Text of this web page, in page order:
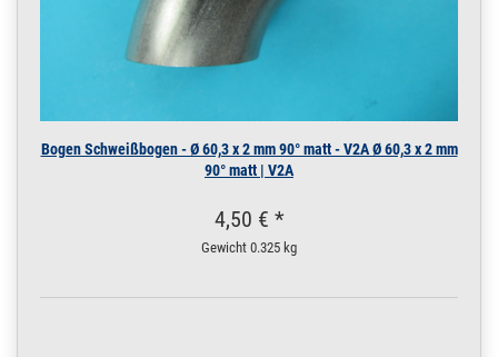
Bogen Schweißbogen - Ø 60,3 x 2 mm 90° matt - V2A Ø 60,3 x 2 mm
90° matt | V2A
4,50 € *
Gewicht 0.325 kg